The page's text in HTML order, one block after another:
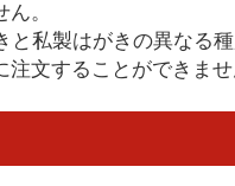
。
と私製はがきの異なる
注文することができませ